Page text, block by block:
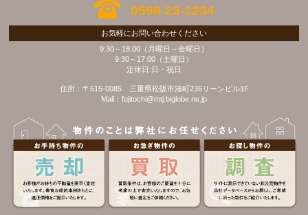
0598-23-1234
お気軽にお問い合わせください
9:30～18:00（月曜日～金曜日）
9:30～17:00（土曜日）
定休日:日・祝日
住所：〒515-0085 三重県松阪市湊町236リーンビル1F
Mail：fujitochi@mtj.biglobe.ne.jp